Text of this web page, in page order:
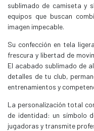
sublimado de camiseta y
equipos que buscan
imagen impecable.
Su confección en tela
frescura y libertad de
El acabado sublimado de
detalles de tu club,
entrenamientos y
La personalización total
de identidad: un símbolo
jugadoras y transmite